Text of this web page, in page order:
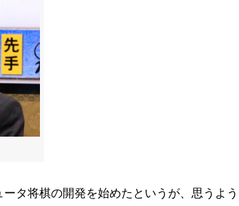
タ将棋の開発を始めたというが、思うよう